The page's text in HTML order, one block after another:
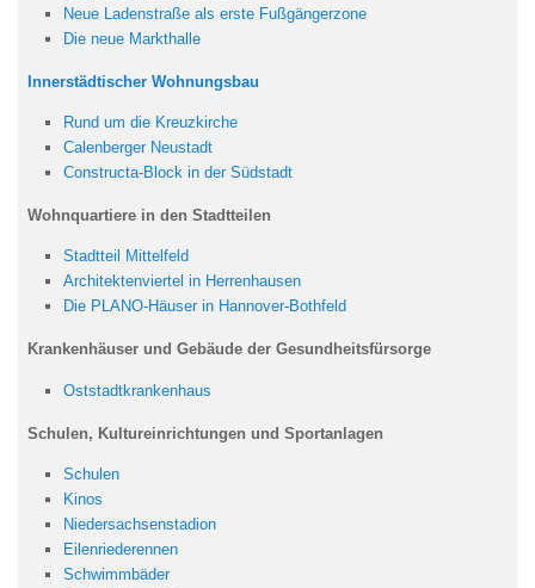
Neue Ladenstraße als erste Fußgängerzone
Die neue Markthalle
Innerstädtischer Wohnungsbau
Rund um die Kreuzkirche
Calenberger Neustadt
Constructa-Block in der Südstadt
Wohnquartiere in den Stadtteilen
Stadtteil Mittelfeld
Architektenviertel in Herrenhausen
Die PLANO-Häuser in Hannover-Bothfeld
Krankenhäuser und Gebäude der Gesundheitsfürsorge
Oststadtkrankenhaus
Schulen, Kultureinrichtungen und Sportanlagen
Schulen
Kinos
Niedersachsenstadion
Eilenriederennen
Schwimmbäder